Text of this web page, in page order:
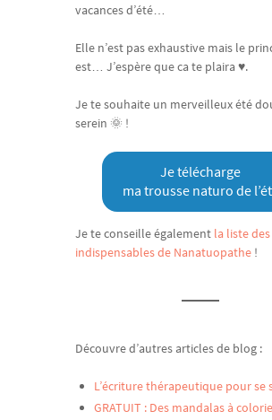
vacances d’été…
Elle n’est pas exhaustive mais le
est… J’espère que ca te plaira ♥.
Je te souhaite un merveilleux été
serein 🌞 !
Je télécharge
ma trousse naturo de
Je te conseille également la liste des
indispensables de Nanatuopathe !
Découvre d’autres articles de blog :
L’écriture thérapeutique pour se
GRATUIT : Des mandalas à